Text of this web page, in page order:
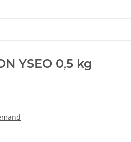
YSEO 0,5 kg